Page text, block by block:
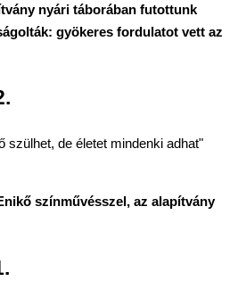
nyári táborában futottunk
gyökeres fordulatot vett az
szülhet, de életet mindenki adhat"
színművésszel, az alapítvány